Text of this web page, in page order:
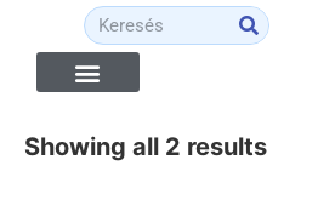
Showing all 2 results